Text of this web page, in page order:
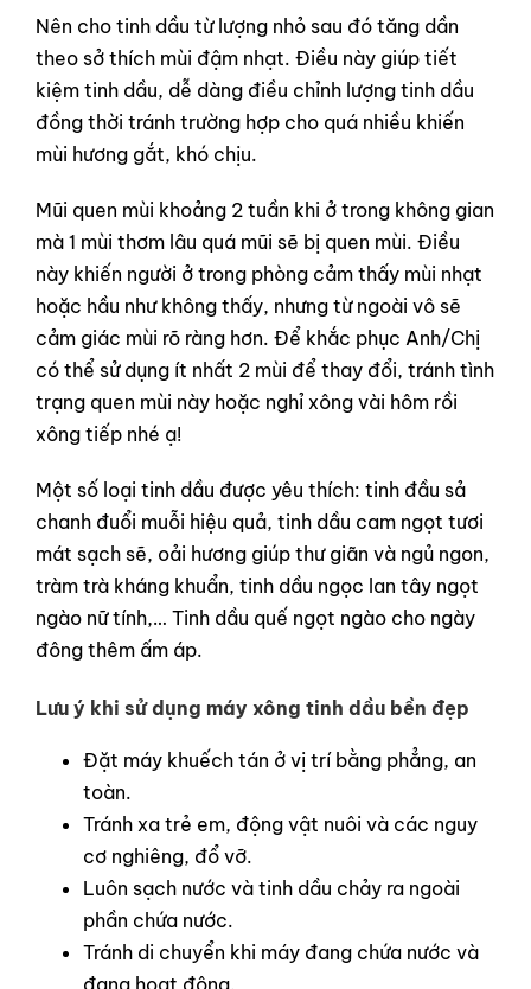
Nên cho tinh dầu từ lượng nhỏ sau đó tăng dần
theo sở thích mùi đậm nhạt. Điều này giúp tiết
kiệm tinh dầu, dễ dàng điều chỉnh lượng tinh dầu
đồng thời tránh trường hợp cho quá nhiều khiến
mùi hương gắt, khó chịu.
Mũi quen mùi khoảng 2 tuần khi ở trong không gian
mà 1 mùi thơm lâu quá mũi sẽ bị quen mùi. Điều
này khiến người ở trong phòng cảm thấy mùi nhạt
hoặc hầu như không thấy, nhưng từ ngoài vô sẽ
cảm giác mùi rõ ràng hơn. Để khắc phục Anh/Chị
có thể sử dụng ít nhất 2 mùi để thay đổi, tránh tình
trạng quen mùi này hoặc nghỉ xông vài hôm rồi
xông tiếp nhé ạ!
Một số loại tinh dầu được yêu thích: tinh đầu sả
chanh đuổi muỗi hiệu quả, tinh dầu cam ngọt tươi
mát sạch sẽ, oải hương giúp thư giãn và ngủ ngon,
tràm trà kháng khuẩn, tinh dầu ngọc lan tây ngọt
ngào nữ tính,… Tinh dầu quế ngọt ngào cho ngày
đông thêm ấm áp.
Lưu ý khi sử dụng máy xông tinh dầu bền đẹp
Đặt máy khuếch tán ở vị trí bằng phẳng, an
toàn.
Tránh xa trẻ em, động vật nuôi và các nguy
cơ nghiêng, đổ vỡ.
Luôn sạch nước và tinh dầu chảy ra ngoài
phần chứa nước.
Tránh di chuyển khi máy đang chứa nước và
đang hoạt động.